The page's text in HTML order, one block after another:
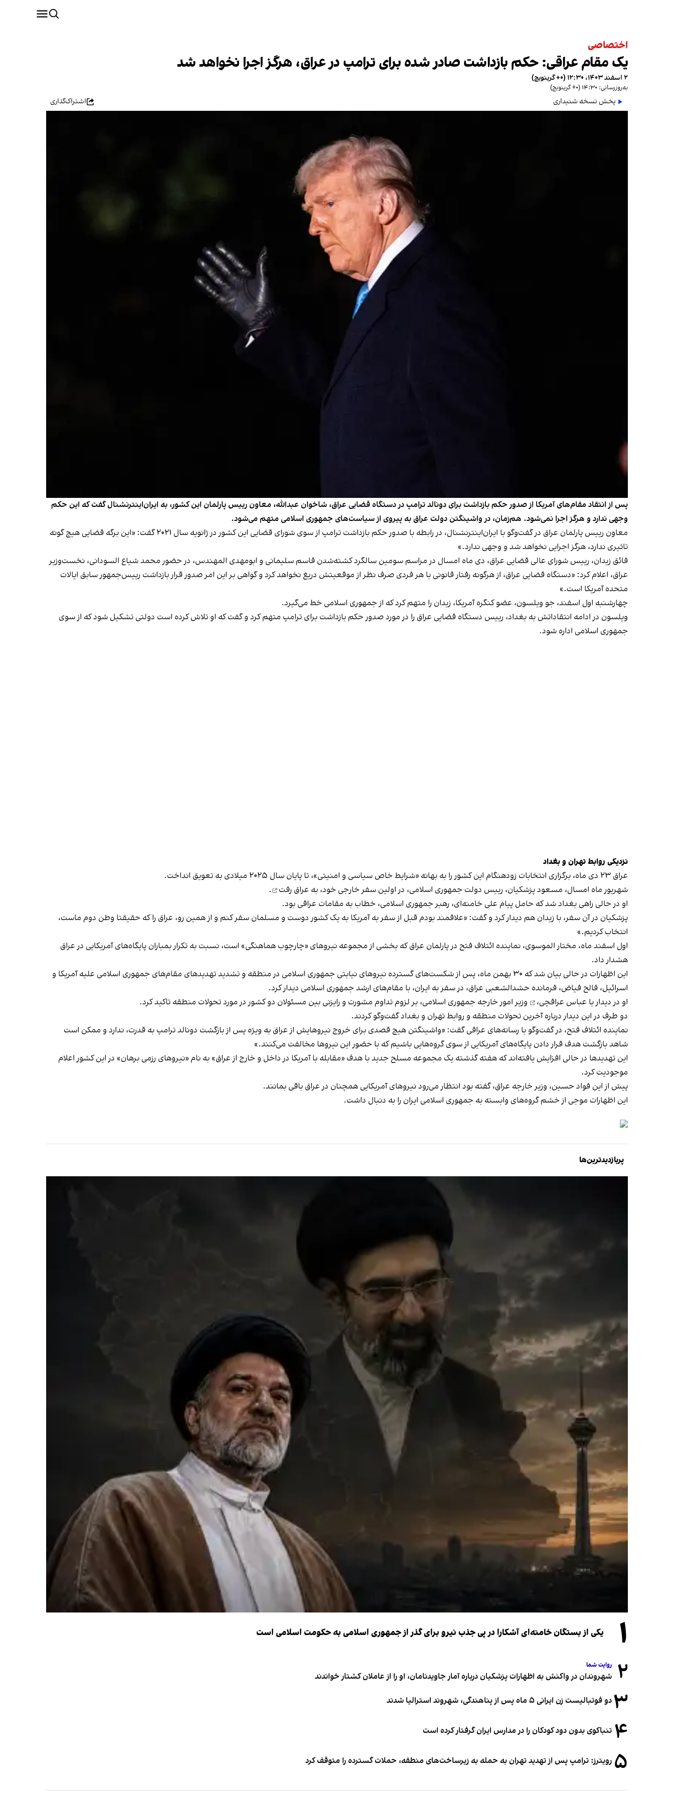
اختصاصی
یک مقام عراقی: حکم بازداشت صادر شده برای ترامپ در عراق، هرگز اجرا نخواهد شد
۲ اسفند ۱۴۰۳، ۱۲:۳۰ (‎+۰ گرینویچ)
به‌روزرسانی: ۱۴:۳۰ (‎+۰ گرینویچ)
پخش نسخه شنیداری اشتراک‌گذاری
پس از انتقاد مقام‌های آمریکا از صدور حکم بازداشت برای دونالد ترامپ در دستگاه قضایی عراق، شاخوان عبدالله، معاون رییس پارلمان این کشور، به ایران‌اینترنشنال گفت که این حکم
وجهی ندارد و هرگز اجرا نمی‌شود. هم‌زمان، در واشینگتن دولت عراق به پیروی از سیاست‌های جمهوری اسلامی متهم می‌شود.
معاون رییس پارلمان عراق در گفت‌وگو با ایران‌اینترنشنال، در رابطه با صدور حکم بازداشت ترامپ از سوی شورای قضایی این کشور در ژانویه سال ۲۰۲۱ گفت: «این برگه قضایی هیچ گونه
تاثیری ندارد، هرگز اجرایی نخواهد شد و وجهی ندارد.»
فائق زیدان، رییس شورای عالی قضایی عراق، دی‌ ماه امسال در مراسم سومین سالگرد کشته‌شدن قاسم سلیمانی و ابومهدی المهندس، در حضور محمد شیاع السودانی، نخست‌وزیر
عراق، اعلام کرد: «دستگاه قضایی عراق، از هرگونه رفتار قانونی با هر فردی صرف نظر از موقعیتش دریغ نخواهد کرد و گواهی بر این امر صدور قرار بازداشت رییس‌جمهور سابق ایالات
متحده آمریکا است.»
چهارشنبه اول اسفند‌، جو ویلسون، عضو کنگره آمریکا، زیدان را متهم کرد که از جمهوری اسلامی خط می‌گیرد.
ویلسون در ادامه انتقاداتش به بغداد، رییس دستگاه قضایی عراق را در مورد صدور حکم بازداشت برای ترامپ متهم کرد و گفت که او تلاش کرده است دولتی تشکیل شود که از سوی
جمهوری اسلامی اداره شود.
نزدیکی روابط تهران و بغداد
عراق ۲۳ دی‌ ماه، برگزاری انتخابات زودهنگام این کشور را به بهانه «شرایط خاص سیاسی و امنیتی»، تا پایان سال ۲۰۲۵ میلادی به تعویق انداخت.
شهریور ماه امسال، مسعود پزشکیان، رییس دولت جمهوری اسلامی، در اولین سفر خارجی خود، به عراق رفت
.
او در حالی راهی بغداد شد که حامل پیام علی خامنه‌ای، رهبر جمهوری اسلامی، خطاب به مقامات عراقی بود.
پزشکیان در آن سفر، با زیدان هم دیدار کرد و گفت: «علاقمند بودم قبل از سفر به آمریکا به یک کشور دوست و مسلمان سفر کنم و از همین رو، عراق را که حقیقتا وطن دوم ماست،
انتخاب کردیم.»
اول اسفند ماه، مختار الموسوی، نماینده ائتلاف فتح در پارلمان عراق که بخشی از مجموعه نیروهای «چارچوب هماهنگی» است، نسبت به تکرار بمباران پایگاه‌های آمریکایی در عراق
هشدار داد.
این اظهارات در حالی بیان شد که ۳۰ بهمن‌ ماه، پس از شکست‌های گسترده نیروهای نیابتی جمهوری اسلامی در منطقه و تشدید تهدیدهای مقام‌های جمهوری اسلامی علیه آمریکا و
اسرائیل، فالح فیاض، فرمانده حشدالشعبی عراق، در سفر به ایران، با مقام‌های ارشد جمهوری اسلامی دیدار کرد.
او دردیدار با عباس عراقچی،
وزیر امور خارجه جمهوری اسلامی، بر لزوم تداوم مشورت و رایزنی بین مسئولان دو کشور در مورد تحولات منطقه تاکید کرد.
دو طرف در این دیدار درباره آخرین تحولات منطقه و روابط تهران و بغداد گفت‌وگو کردند.
نماینده ائتلاف فتح، در گفت‌وگو با رسانه‌های عراقی گفت: «واشینگتن هیچ قصدی برای خروج نیروهایش از عراق به ویژه پس از بازگشت دونالد ترامپ به قدرت، ندارد و ممکن است
شاهد بازگشت هدف قرار دادن پایگاه‌های آمریکایی از سوی گروه‌هایی باشیم که با حضور این نیروها مخالفت می‌کنند.»
این تهدیدها در حالی افزایش یافته‌اند که هفته گذشته یک مجموعه مسلح جدید با هدف «مقابله با آمریکا در داخل و خارج از عراق» به نام «نیروهای رزمی برهان» در این کشور اعلام
موجودیت کرد.
پیش از این فواد حسین، وزیر خارجه عراق، گفته بود انتظار می‌رود نیروهای آمریکایی همچنان در عراق باقی بمانند.
این اظهارات موجی از خشم گروه‌های وابسته به جمهوری اسلامی ایران را به دنبال داشت.
پربازدیدترین‌ها
۱ یکی از بستگان خامنه‌ای آشکارا در پی جذب نیرو برای گذر از جمهوری اسلامی به حکومت اسلامی است
۲ روایت شما
شهروندان در واکنش به اظهارات پزشکیان درباره آمار جاویدنامان، او را از عاملان کشتار خواندند
۳دو فوتبالیست زن ایرانی ۵ ماه پس از پناهندگی، شهروند استرالیا شدند
۴ تنباکوی بدون دود کودکان را در مدارس ایران گرفتار کرده است
۵ رویترز: ترامپ پس از تهدید تهران به حمله به زیرساخت‌های منطقه، حملات گسترده را متوقف کرد